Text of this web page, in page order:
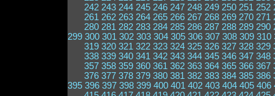
242 243 244 245 246 247 248 249 250 251 252
261 262 263 264 265 266 267 268 269 270 271
280 281 282 283 284 285 286 287 288 289 290
299 300 301 302 303 304 305 306 307 308 309 310
319 320 321 322 323 324 325 326 327 328 329
338 339 340 341 342 343 344 345 346 347 348
357 358 359 360 361 362 363 364 365 366 367
376 377 378 379 380 381 382 383 384 385 386
395 396 397 398 399 400 401 402 403 404 405 406